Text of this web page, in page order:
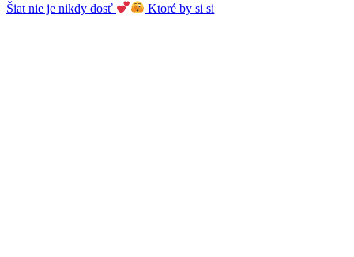
Šiat nie je nikdy dosť Ktoré by si si